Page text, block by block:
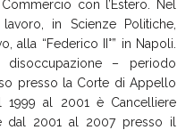
con l’Estero. Nel
in Scienze Politiche,
alla “Federico
II°” in Napoli.
– periodo
presso la Corte di Appello
al 2001 è Cancelliere
dal 2001 al 2007 presso il